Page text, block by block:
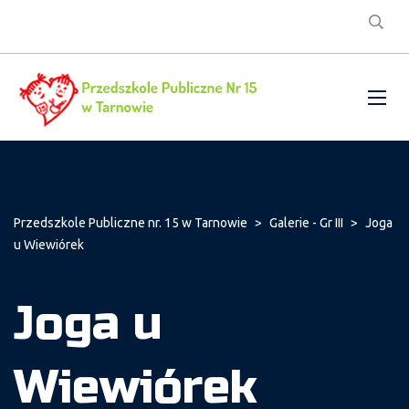
Przedszkole Publiczne nr. 15 w Tarnowie > Galerie - Gr III > Joga
u Wiewiórek
Joga u
Wiewiórek